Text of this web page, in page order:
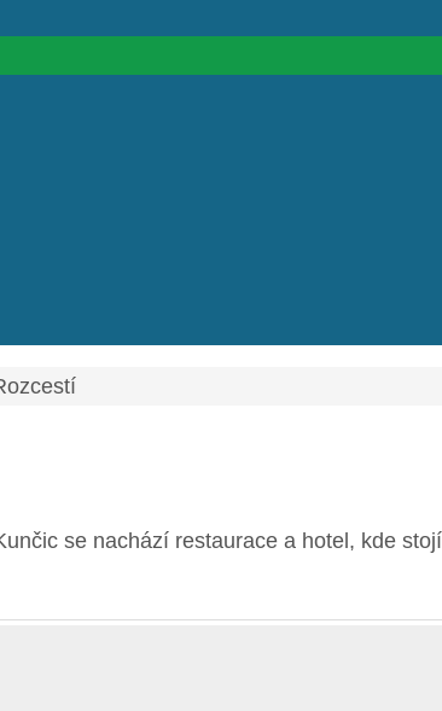
se nachází restaurace a hotel, kde stojí